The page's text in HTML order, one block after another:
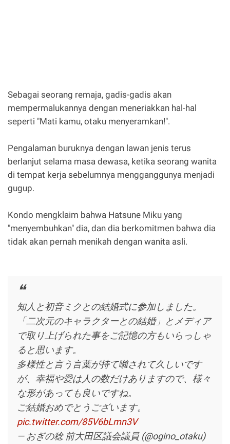
Sebagai seorang remaja, gadis-gadis akan
mempermalukannya dengan meneriakkan hal-hal
seperti "Mati kamu, otaku menyeramkan!".
Pengalaman buruknya dengan lawan jenis terus
berlanjut selama masa dewasa, ketika seorang wanita
di tempat kerja sebelumnya mengganggunya menjadi
gugup.
Kondo mengklaim bahwa Hatsune Miku yang
"menyembuhkan" dia, dan dia berkomitmen bahwa dia
tidak akan pernah menikah dengan wanita asli.
知人と初音ミクとの結婚式に参加しました。
「二次元のキャラクターとの結婚」とメディア
で取り上げられた事をご記憶の方もいらっしゃ
ると思います。
多様性と言う言葉が持て囃されて久しいです
が、幸福や愛は人の数だけありますので、様々
な形があっても良いですね。
ご結婚おめでとうございます。
pic.twitter.com/85V6bLmn3V
— おぎの稔 前大田区議会議員 (@ogino_otaku)